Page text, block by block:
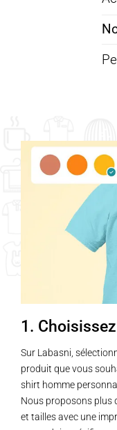
1.
Sur Labasni,
produit que vous
shirt homme
Nous proposons plus
et tailles avec une